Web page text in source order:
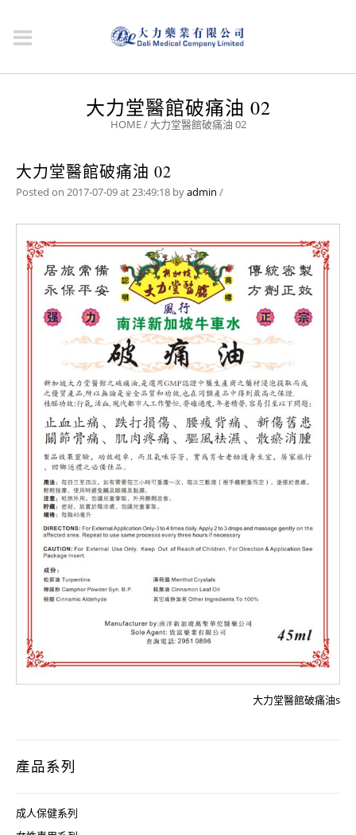
大力堂醫館破痛油 02
HOME/大力堂醫館破痛油 02
大力堂醫館破痛油 02
Posted on 2017-07-09 at 23:49:18 byadmin /
大力堂醫館破痛油s
產品系列
成人保健系列